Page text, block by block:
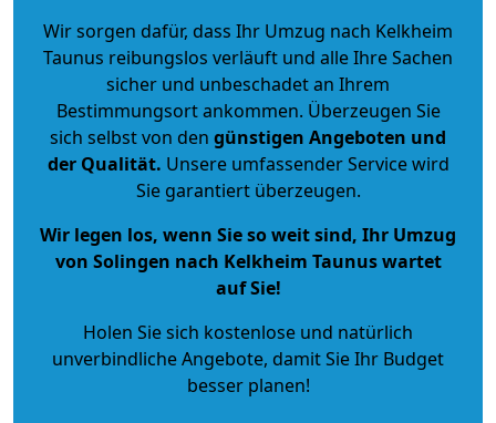
Wir sorgen dafür, dass Ihr Umzug nach Kelkheim
Taunus reibungslos verläuft und alle Ihre Sachen
sicher und unbeschadet an Ihrem
Bestimmungsort ankommen. Überzeugen Sie
sich selbst von den günstigen Angeboten und
der Qualität. Unsere umfassender Service wird
Sie garantiert überzeugen.
Wir legen los, wenn Sie so weit sind, Ihr Umzug
von Solingen nach Kelkheim Taunus wartet
auf Sie!
Holen Sie sich kostenlose und natürlich
unverbindliche Angebote, damit Sie Ihr Budget
besser planen!